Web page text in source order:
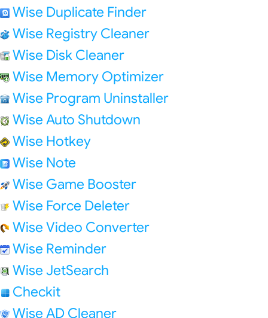
Wise Duplicate Finder
Wise Registry Cleaner
Wise Disk Cleaner
Wise Memory Optimizer
Wise Program Uninstaller
Wise Auto Shutdown
Wise Hotkey
Wise Note
Wise Game Booster
Wise Force Deleter
Wise Video Converter
Wise Reminder
Wise JetSearch
Checkit
Wise AD Cleaner